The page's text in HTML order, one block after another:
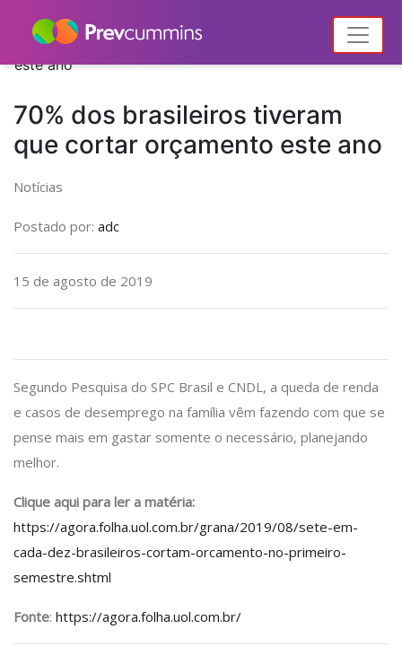
Home Notícias
Notícias
70% dos brasileiros tiveram que cortar orçamento
este ano
70% dos brasileiros tiveram
que cortar orçamento este ano
Notícias
Postado por: adc
15 de agosto de 2019
Segundo Pesquisa do SPC Brasil e CNDL, a queda de renda
e casos de desemprego na família vêm fazendo com que se
pense mais em gastar somente o necessário, planejando
melhor.
Clique aqui para ler a matéria:
https://agora.folha.uol.com.br/grana/2019/08/sete-em-
cada-dez-brasileiros-cortam-orcamento-no-primeiro-
semestre.shtml
Fonte: https://agora.folha.uol.com.br/